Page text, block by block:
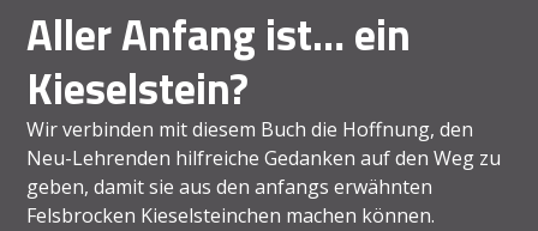
Aller Anfang ist… ein
Kieselstein?
Wir verbinden mit diesem Buch die Hoffnung, den
Neu-Lehrenden hilfreiche Gedanken auf den Weg zu
geben, damit sie aus den anfangs erwähnten
Felsbrocken Kieselsteinchen machen können.